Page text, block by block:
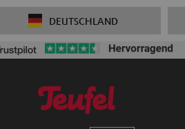
DEUTSCHLAND